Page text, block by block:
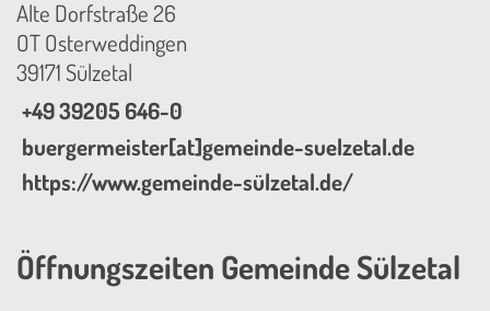
Alte Dorfstraße 26
OT Osterweddingen
39171 Sülzetal
+49 39205 646-0
buergermeister[at]gemeinde-suelzetal.de
https://www.gemeinde-sülzetal.de/
Öffnungszeiten Gemeinde Sülzetal